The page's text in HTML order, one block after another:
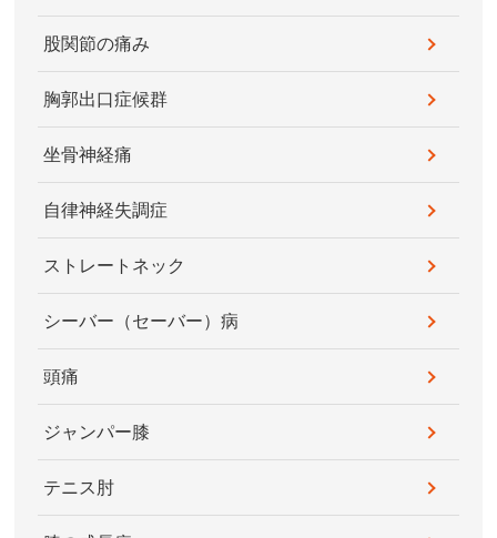
股関節の痛み
胸郭出口症候群
坐骨神経痛
自律神経失調症
ストレートネック
シーバー（セーバー）病
頭痛
ジャンパー膝
テニス肘